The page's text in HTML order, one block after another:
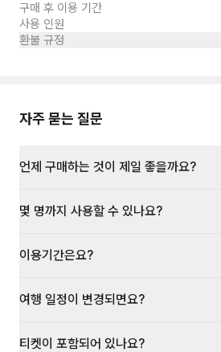
구매 후 이용 기간
사용 인원
환불 규정
자주 묻는 질문
언제 구매하는 것이 제일 좋을까요?
몇 명까지 사용할 수 있나요?
이용기간은요?
여행 일정이 변경되면요?
티켓이 포함되어 있나요?